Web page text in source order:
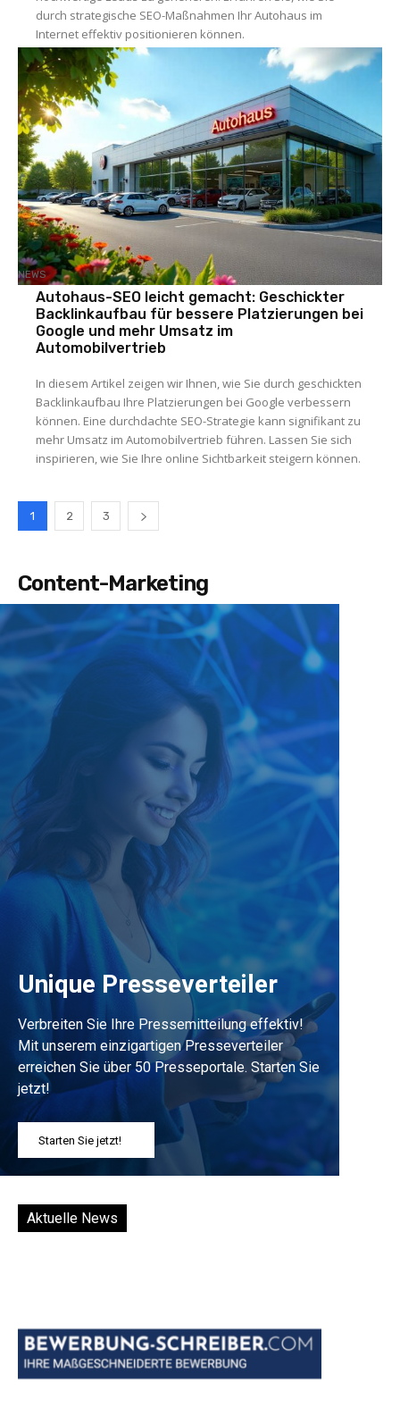
durch strategische SEO-Maßnahmen Ihr Autohaus im
Internet effektiv positionieren können.
NEWS
Autohaus-SEO leicht gemacht: Geschickter
Backlinkaufbau für bessere Platzierungen bei
Google und mehr Umsatz im
Automobilvertrieb
In diesem Artikel zeigen wir Ihnen, wie Sie durch geschickten
Backlinkaufbau Ihre Platzierungen bei Google verbessern
können. Eine durchdachte SEO-Strategie kann signifikant zu
mehr Umsatz im Automobilvertrieb führen. Lassen Sie sich
inspirieren, wie Sie Ihre online Sichtbarkeit steigern können.
1 2 3
Content-Marketing
Unique Presseverteiler
Verbreiten Sie Ihre Pressemitteilung effektiv!
Mit unserem einzigartigen Presseverteiler
erreichen Sie über 50 Presseportale. Starten Sie
jetzt!
Starten Sie jetzt!
Aktuelle News